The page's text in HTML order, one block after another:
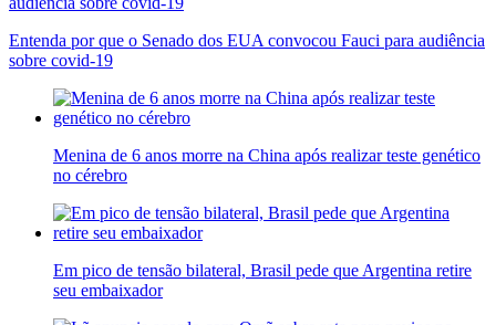
Entenda por que o Senado dos EUA convocou Fauci para audiência
sobre covid-19
Menina de 6 anos morre na China após realizar teste genético
no cérebro
Em pico de tensão bilateral, Brasil pede que Argentina retire
seu embaixador